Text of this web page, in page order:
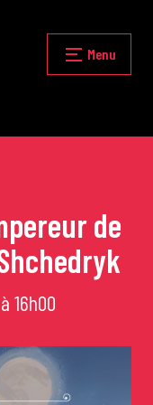
Fermer
Menu
de
16h00